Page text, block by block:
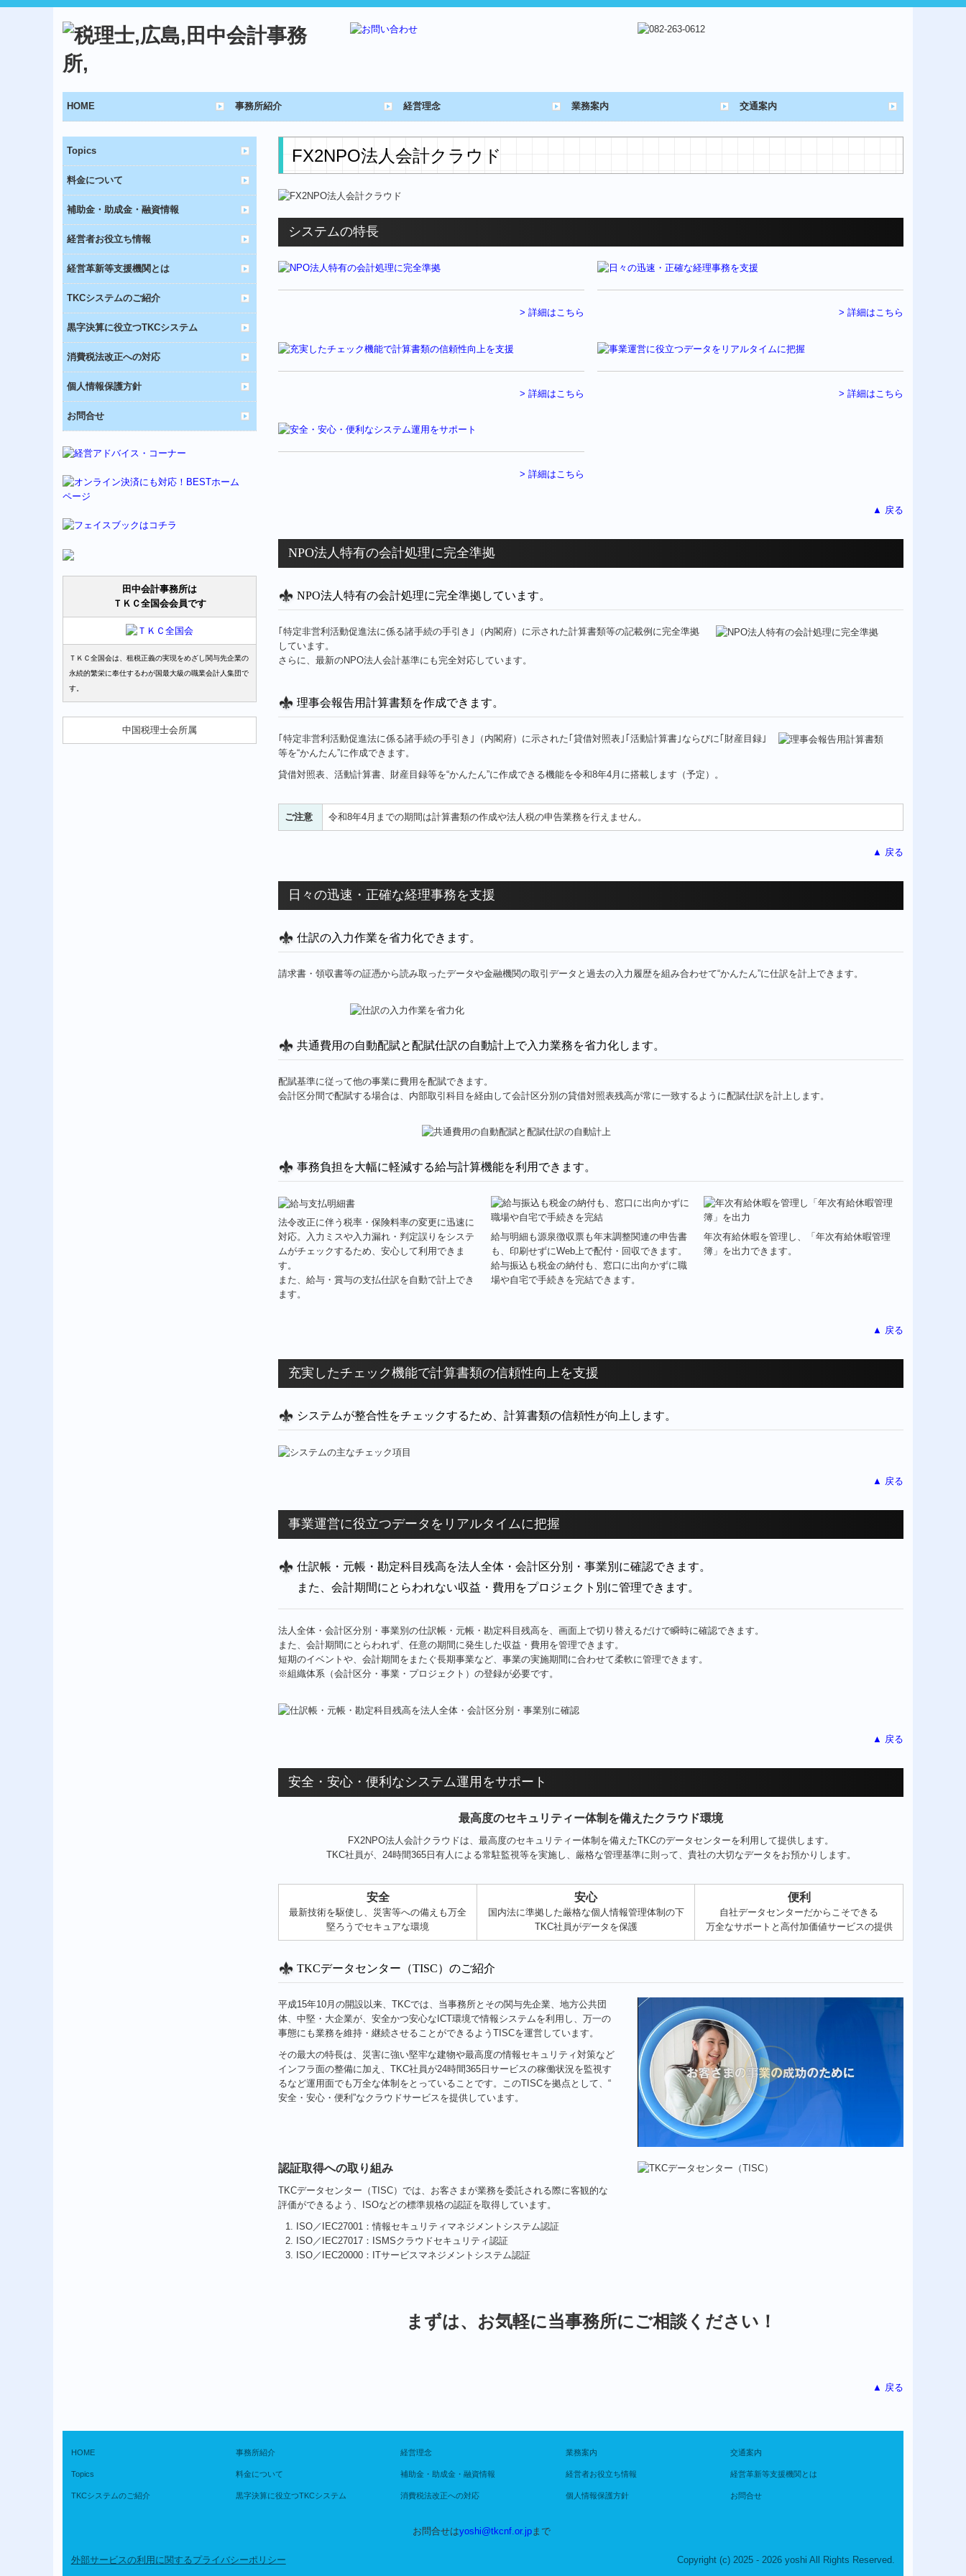
HOME 事務所紹介 経営理念 業務案内 交通案内
Topics
料金について
補助金・助成金・融資情報
経営者お役立ち情報
経営革新等支援機関とは
TKCシステムのご紹介
黒字決算に役立つTKCシステム
消費税法改正への対応
個人情報保護方針
お問合せ
田中会計事務所は
ＴＫＣ全国会会員です
ＴＫＣ全国会は、租税正義の実現をめざし関与先企業の
永続的繁栄に奉仕するわが国最大級の職業会計人集団で
す。
中国税理士会所属
FX2NPO法人会計クラウド
システムの特長
> 詳細はこちら > 詳細はこちら
> 詳細はこちら > 詳細はこちら
> 詳細はこちら
▲ 戻る
NPO法人特有の会計処理に完全準拠
NPO法人特有の会計処理に完全準拠しています。
｢特定非営利活動促進法に係る諸手続の手引き｣（内閣府）に示された計算書類等の記載例に完全準拠
しています。
さらに、最新のNPO法人会計基準にも完全対応しています。
理事会報告用計算書類を作成できます。
｢特定非営利活動促進法に係る諸手続の手引き｣（内閣府）に示された｢貸借対照表｣｢活動計算書｣ならびに｢財産目録｣
等を“かんたん”に作成できます。
貸借対照表、活動計算書、財産目録等を“かんたん”に作成できる機能を令和8年4月に搭載します（予定）。
ご注意 令和8年4月までの期間は計算書類の作成や法人税の申告業務を行えません。
▲ 戻る
日々の迅速・正確な経理事務を支援
仕訳の入力作業を省力化できます。
請求書・領収書等の証憑から読み取ったデータや金融機関の取引データと過去の入力履歴を組み合わせて“かんたん”に仕訳を計上できます。
共通費用の自動配賦と配賦仕訳の自動計上で入力業務を省力化します。
配賦基準に従って他の事業に費用を配賦できます。
会計区分間で配賦する場合は、内部取引科目を経由して会計区分別の貸借対照表残高が常に一致するように配賦仕訳を計上します。
事務負担を大幅に軽減する給与計算機能を利用できます。
法令改正に伴う税率・保険料率の変更に迅速に
対応。入力ミスや入力漏れ・判定誤りをシステ
ムがチェックするため、安心して利用できま
す。
また、給与・賞与の支払仕訳を自動で計上でき
ます。
給与明細も源泉徴収票も年末調整関連の申告書
も、印刷せずにWeb上で配付・回収できます。
給与振込も税金の納付も、窓口に出向かずに職
場や自宅で手続きを完結できます。
年次有給休暇を管理し、「年次有給休暇管理
簿」を出力できます。
▲ 戻る
充実したチェック機能で計算書類の信頼性向上を支援
システムが整合性をチェックするため、計算書類の信頼性が向上します。
▲ 戻る
事業運営に役立つデータをリアルタイムに把握
仕訳帳・元帳・勘定科目残高を法人全体・会計区分別・事業別に確認できます。
また、会計期間にとらわれない収益・費用をプロジェクト別に管理できます。
法人全体・会計区分別・事業別の仕訳帳・元帳・勘定科目残高を、画面上で切り替えるだけで瞬時に確認できます。
また、会計期間にとらわれず、任意の期間に発生した収益・費用を管理できます。
短期のイベントや、会計期間をまたぐ長期事業など、事業の実施期間に合わせて柔軟に管理できます。
※組織体系（会計区分・事業・プロジェクト）の登録が必要です。
▲ 戻る
安全・安心・便利なシステム運用をサポート
最高度のセキュリティー体制を備えたクラウド環境
FX2NPO法人会計クラウドは、最高度のセキュリティー体制を備えたTKCのデータセンターを利用して提供します。
TKC社員が、24時間365日有人による常駐監視等を実施し、厳格な管理基準に則って、貴社の大切なデータをお預かりします。
安全
最新技術を駆使し、災害等への備えも万全
堅ろうでセキュアな環境
安心
国内法に準拠した厳格な個人情報管理体制の下
TKC社員がデータを保護
便利
自社データセンターだからこそできる
万全なサポートと高付加価値サービスの提供
TKCデータセンター（TISC）のご紹介
平成15年10月の開設以来、TKCでは、当事務所とその関与先企業、地方公共団
体、中堅・大企業が、安全かつ安心なICT環境で情報システムを利用し、万一の
事態にも業務を維持・継続させることができるようTISCを運営しています。
その最大の特長は、災害に強い堅牢な建物や最高度の情報セキュリティ対策など
インフラ面の整備に加え、TKC社員が24時間365日サービスの稼働状況を監視す
るなど運用面でも万全な体制をとっていることです。このTISCを拠点として、“
安全・安心・便利”なクラウドサービスを提供しています。
認証取得への取り組み
TKCデータセンター（TISC）では、お客さまが業務を委託される際に客観的な
評価ができるよう、ISOなどの標準規格の認証を取得しています。
ISO／IEC27001：情報セキュリティマネジメントシステム認証
ISO／IEC27017：ISMSクラウドセキュリティ認証
ISO／IEC20000：ITサービスマネジメントシステム認証
まずは、お気軽に当事務所にご相談ください！
▲ 戻る
HOME 事務所紹介 経営理念 業務案内 交通案内
Topics 料金について 補助金・助成金・融資情報 経営者お役立ち情報 経営革新等支援機関とは
TKCシステムのご紹介 黒字決算に役立つTKCシステム 消費税法改正への対応 個人情報保護方針 お問合せ
お問合せはyoshi@tkcnf.or.jp まで
外部サービスの利用に関するプライバシーポリシー Copyright (c) 2025 - 2026 yoshi All Rights Reserved.